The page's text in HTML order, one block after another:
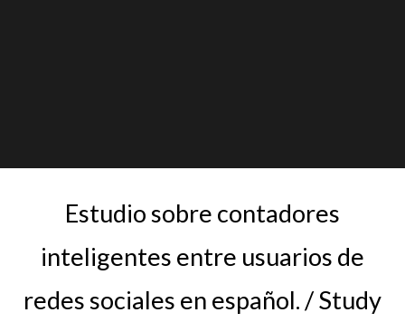
Estudio sobre contadores
inteligentes entre usuarios de
redes sociales en español. / Study